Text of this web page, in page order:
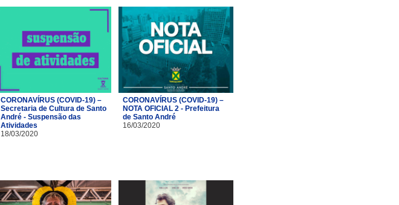
CORONAVÍRUS (COVID-19) –
Secretaria de Cultura de Santo
André - Suspensão das
Atividades
18/03/2020
CORONAVÍRUS (COVID-19) –
NOTA OFICIAL 2 - Prefeitura
de Santo André
16/03/2020